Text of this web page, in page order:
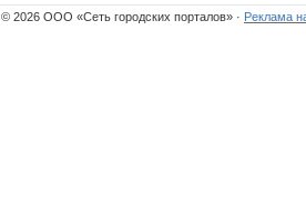
© 2026 ООО «Сеть городских порталов» · Реклама